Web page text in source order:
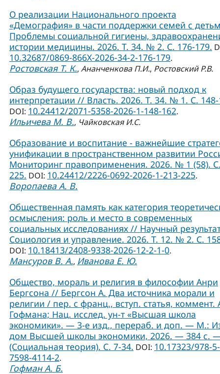
О реализации Национального проекта
«Демография» в части поддержки семей с
Проблемы социальной гигиены,
истории медицины. 2026. Т. 34. № 2. С. 176-179.
10.32687/0869-866X-2026-34-2-176-179.
Ростовская Т. К., Ананченкова П.И., Ростовский Р.В.
Образ будущего государства: новый подход к
интерпретации // Власть. 2026. Т. 34. № 1. С.
DOI: 10.24412/2071-5358-2026-1-148-162.
Ильичева М. В., Чайковская И.С.
Образование и воспитание - важнейшие
унификации в пространственном развитии
Мониторинг правоприменения. 2026. № 1 (58).
225. DOI: 10.24412/2226-0692-2026-1-213-225.
Воропаева А. В.
Общественная память как категория
осмысления: роль и место в современных
социальных исследованиях // Научный
Социология и управление. 2026. Т. 12. № 2. С.
DOI: 10.18413/2408-9338-2026-12-2-1-0.
Мансуров В. А., Иванова Е. Ю.
Общество, мораль и религия в философии Анри
Бергсона // Бергсон А. Два источника морали и
религии / пер. с франц., вступ. статья, коммент.
Гофмана; Нац. исслед. ун-т «Высшая школа
экономики». — 3-е изд., перераб. и доп. — М.:
дом Высшей школы экономики, 2026. — 384 с.
(Социальная теория). C. 7-34. DOI: 10.17323/978-5-
7598-4114-2.
Гофман А. Б.